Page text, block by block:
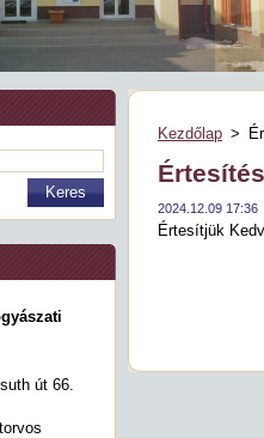
út 66.
Kezdőlap >
2024.12.09 17:36
Értesítjük